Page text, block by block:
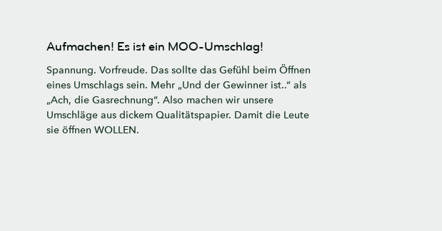
Aufmachen! Es ist ein MOO-Umschlag!
Spannung. Vorfreude. Das sollte das Gefühl beim Öffnen
eines Umschlags sein. Mehr „Und der Gewinner ist..“ als
„Ach, die Gasrechnung“. Also machen wir unsere
Umschläge aus dickem Qualitätspapier. Damit die Leute
sie öffnen WOLLEN.